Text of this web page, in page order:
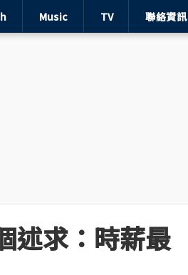
Music TV 聯絡資訊
述求：時薪最